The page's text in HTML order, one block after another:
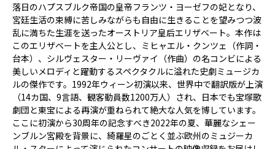
落日のハプスブルク帝国の皇帝フランツ・ヨーゼフの妃となり、
宮廷生活の束縛に苦しみながらも自由に生きることを望みつつ波
乱に満ちた生涯を送ったオーストリア皇后エリザベート。本作は
このエリザベートを主人公とし、ミヒャエル・クンツェ（作詞・
台本）、シルヴェスター・リーヴァイ（作曲）の名コンビによる
美しいメロディと躍動するスペクタクルに溢れた史劇ミュージカ
ルの傑作です。1992年ウィーン初演以来、世界中で翻訳版が上演
（14カ国、9言語、観客動員数1200万人）され、日本でも宝塚歌
劇団と東宝による再演が重ねられて絶大な人気を博しています。
ここに初演から30周年の記念すべき2022年の夏、華麗なシェー
ンブルン宮殿を背景に、綺羅星のごとく並ぶ欧州のミュジーカ